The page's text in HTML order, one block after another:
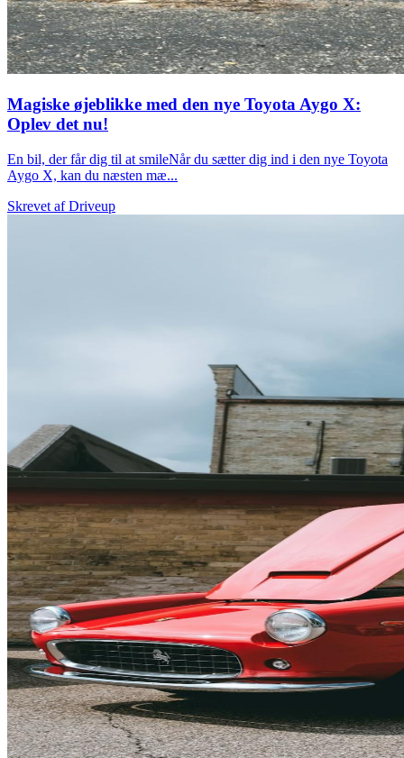
Magiske øjeblikke med den nye Toyota Aygo X:
Oplev det nu!
En bil, der får dig til at smileNår du sætter dig ind i den nye Toyota
Aygo X, kan du næsten mæ...
Skrevet afDriveup